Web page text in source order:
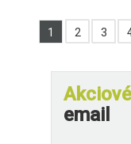
1 2 3
email